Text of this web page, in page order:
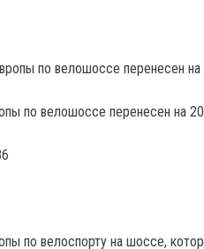
по велошоссе перенесен на
по велоспорту на шоссе,